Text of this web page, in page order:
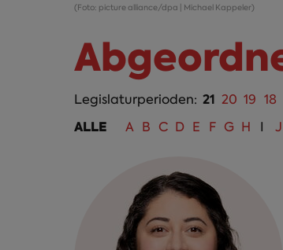
(Foto: picture alliance/dpa | Michael Kappeler)
Legislaturperioden: 21 20 19 18
ALLE A B C D E F G H I J